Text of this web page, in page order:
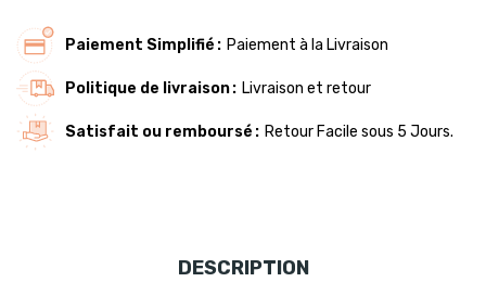
Paiement Simplifié Paiement à la Livraison
Politique de livraison Livraison et retour
Satisfait ou remboursé Retour Facile sous 5 Jours.
DESCRIPTION